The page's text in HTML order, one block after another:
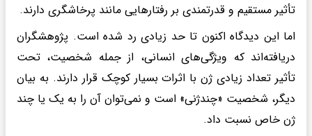
تأثیر مستقیم و قدرتمندی بر رفتارهایی مانند پرخاشگری دارند.
اما این دیدگاه اکنون تا حد زیادی رد شده است. پژوهشگران
دریافته‌اند که ویژگی‌های انسانی، از جمله شخصیت، تحت
تأثیر تعداد زیادی ژن با اثرات بسیار کوچک قرار دارند. به بیان
دیگر، شخصیت «چندژنی» است و نمی‌توان آن را به یک یا چند
ژن خاص نسبت داد.